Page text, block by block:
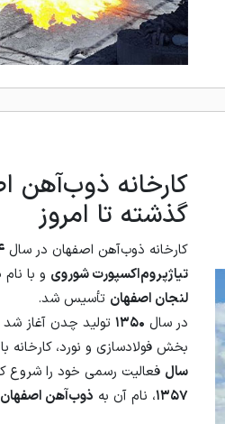
کارخانه ذوب‌آهن
گذشته تا امروز
کارخانه ذوب‌آهن اصفهان در سال
تیاژپروم‌اکسپورت شوروی و با نام
لنجان اصفهان تأسیس شد.
در سال ۱۳۵۰ تولید چدن آغاز شد
بخش فولادسازی و نورد، کارخانه
سال فعالیت رسمی خود را شروع
۱۳۵۷، نام آن به ذوب‌آهن اصفهان